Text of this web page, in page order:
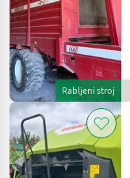
Rabljeni stroj